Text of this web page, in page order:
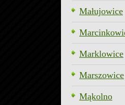
Małujowice
Marklowice
Marszowice
Mąkolno